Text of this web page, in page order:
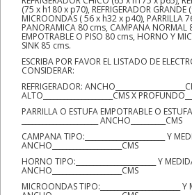
(75 x h180 x p70), REFRIGERADOR
MICROONDAS ( 56 x h32 x p40), PARRILLA
PANORAMICA 80 cms, CAMPANA NORMAL
EMPOTRABLE O PISO 80 cms, HORNO Y
SINK 85 cms.
ESCRIBA POR FAVOR EL LISTADO DE
CONSIDERAR:
REFRIGERADOR:
ALTO____________________CMS X
PARRILLA O ESTUFA EMPOTRABLE O
______________________ ANCHO__________CMS
CAMPANA TIPO:_______________________ Y
ANCHO____________________CMS
HORNO TIPO:_______________________ Y
ANCHO____________________CMS
MICROONDAS TIPO:_______________________